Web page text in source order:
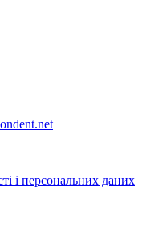
і персональних даних